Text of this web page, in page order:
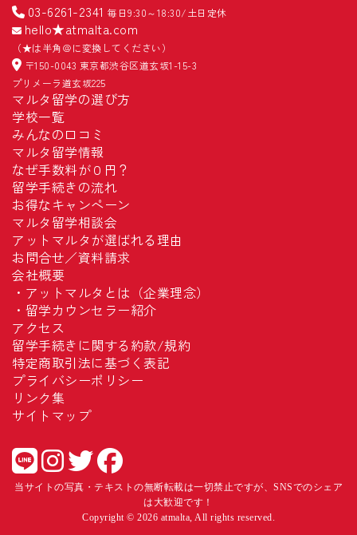
03-6261-2341 毎日9:30～18:30/土日定休
hello★atmalta.com
（★は半角＠に変換してください）
〒150-0043 東京都渋谷区道玄坂1-15-3
プリメーラ道玄坂225
マルタ留学の選び方
学校一覧
みんなの口コミ
マルタ留学情報
なぜ手数料が０円？
留学手続きの流れ
お得なキャンペーン
マルタ留学相談会
アットマルタが選ばれる理由
お問合せ／資料請求
会社概要
・ アットマルタとは（企業理念）
・ 留学カウンセラー紹介
アクセス
留学手続きに関する約款/規約
特定商取引法に基づく表記
プライバシーポリシー
リンク集
サイトマップ
当サイトの写真・テキストの無断転載は一切禁止ですが、SNSでのシェア
は大歓迎です！
Copyright © 2026 atmalta, All rights reserved.